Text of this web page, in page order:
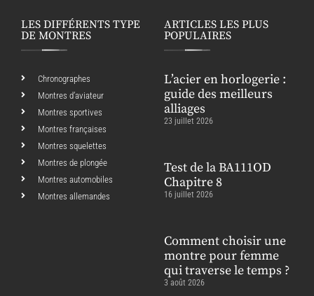
LES DIFFÉRENTS TYPE
DE MONTRES
Chronographes
Montres d’aviateur
Montres sportives
Montres françaises
Montres squelettes
Montres de plongée
Montres automobiles
Montres allemandes
ARTICLES LES PLUS
POPULAIRES
L’acier en horlogerie :
guide des meilleurs
alliages
23 juillet 2026
Test de la BA111OD
Chapitre 8
16 juillet 2026
Comment choisir une
montre pour femme
qui traverse le temps ?
3 août 2026